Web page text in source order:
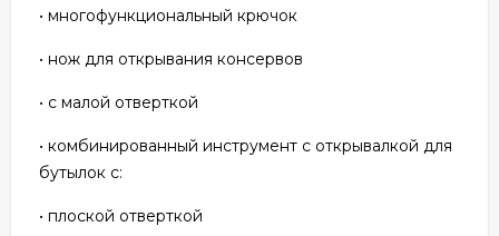
• многофункциональный крючок
• нож для открывания консервов
• с малой отверткой
• комбинированный инструмент с открывалкой для
бутылок с:
• плоской отверткой